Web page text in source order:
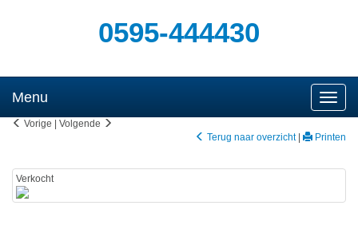
0595-444430
Menu
Vorige
Volgende
Terug naar overzicht
Printen
Verkocht